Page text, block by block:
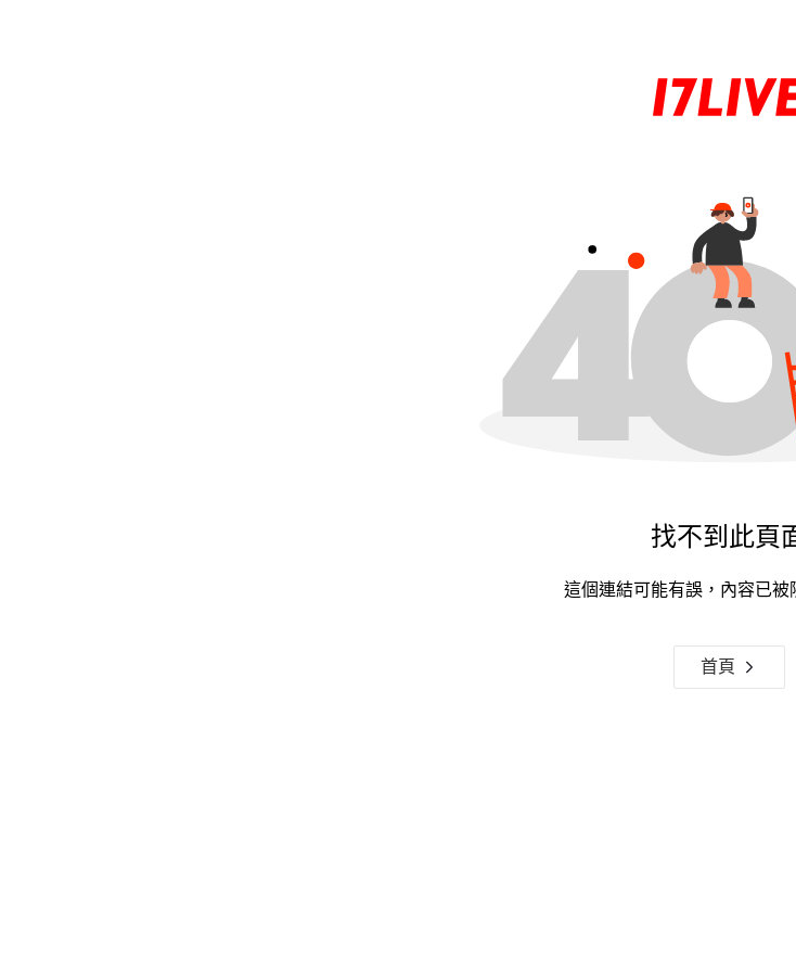
找不到此頁
這個連結可能有誤，內容已被
首頁